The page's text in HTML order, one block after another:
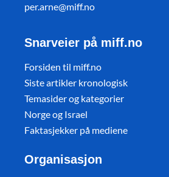
per.arne@miff.no
Snarveier på miff.no
Forsiden til miff.no
Siste artikler kronologisk
Temasider og kategorier
Norge og Israel
Faktasjekker på mediene
Organisasjon